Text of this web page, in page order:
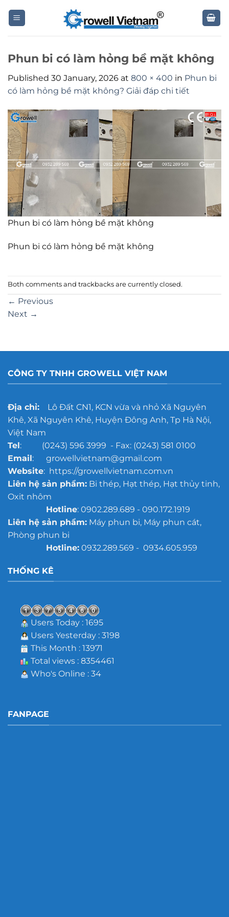
Phun bi có làm hỏng bề mặt không
Published 30 January, 2026 at 800 × 400 in Phun bi
có làm hỏng bề mặt không? Giải đáp chi tiết
Phun bi có làm hỏng bề mặt không
Phun bi có làm hỏng bề mặt không
Both comments and trackbacks are currently closed.
← Previous
Next →
CÔNG TY TNHH GROWELL VIỆT NAM
Địa chỉ:Lô Đất CN1, KCN vừa và nhỏ Xã Nguyên
Khê, Xã Nguyên Khê, Huyện Đông Anh, Tp Hà Nội,
Việt Nam
Tel: (0243) 596 3999 - Fax: (0243) 581 0100
Email: growellvietnam@gmail.com
Website: https://growellvietnam.com.vn
Liên hệ sản phẩm:Bi thép, Hạt thép, Hạt thủy tinh,
Oxit nhôm
Hotline: 0902.289.689 - 090.172.1919
Liên hệ sản phẩm:Máy phun bi, Máy phun cát,
Phòng phun bi
Hotline:0932.289.569 - 0934.605.959
THỐNG KÊ
Users Today : 1695
Users Yesterday : 3198
This Month : 13971
Total views : 8354461
Who's Online : 34
FANPAGE